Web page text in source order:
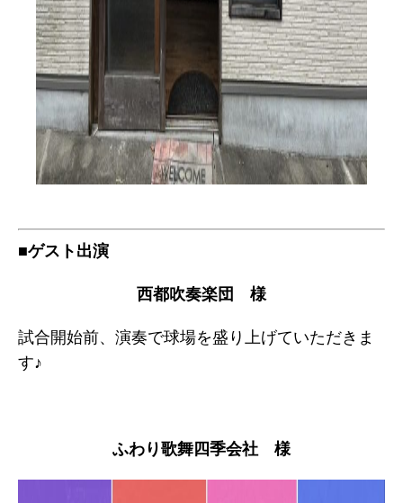
■ゲスト出演
西都吹奏楽団 様
試合開始前、演奏で球場を盛り上げていただきま
す♪
ふわり歌舞四季会社 様